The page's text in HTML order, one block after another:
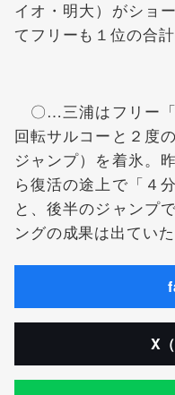
イオ・明大）がショ
てフリーも１位の合
〇…三浦はフリー「
回転サルコーと２度
ジャンプ）を着氷。
ら復活の途上で「４
と、後半のジャンプ
ングの成果は出ていた
X